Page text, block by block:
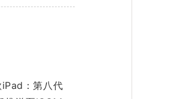
：第八代